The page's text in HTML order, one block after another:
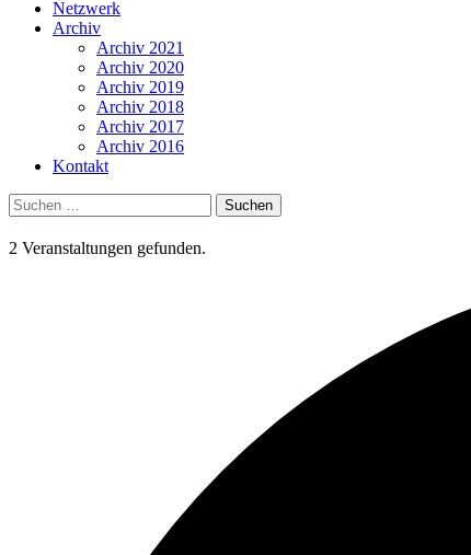
Netzwerk
Archiv
Archiv 2021
Archiv 2020
Archiv 2019
Archiv 2018
Archiv 2017
Archiv 2016
Kontakt
Suchen
nach:
2 Veranstaltungen gefunden.